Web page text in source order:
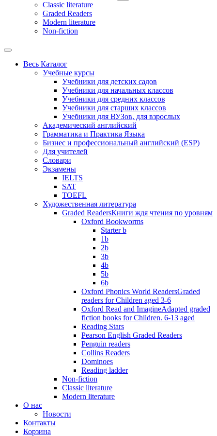
Classic literature
Graded Readers
Modern literature
Non-fiction
Весь Каталог
Учебные курсы
Учебники для детских садов
Учебники для начальных классов
Учебники для средних классов
Учебники для старших классов
Учебники для ВУЗов, для взрослых
Академический английский
Грамматика и Практика Языка
Бизнес и профессиональный английский (ESP)
Для учителей
Словари
Экзамены
IELTS
SAT
TOEFL
Художественная литература
Graded ReadersКниги ждя чтения по уровням
Oxford Bookworms
Starter b
1b
2b
3b
4b
5b
6b
Oxford Phonics World ReadersGraded
readers for Children aged 3-6
Oxford Read and ImagineAdapted graded
fiction books for Children. 6-13 aged
Reading Stars
Pearson English Graded Readers
Penguin readers
Collins Readers
Dominoes
Reading ladder
Non-fiction
Classic literature
Modern literature
О нас
Новости
Контакты
Корзина